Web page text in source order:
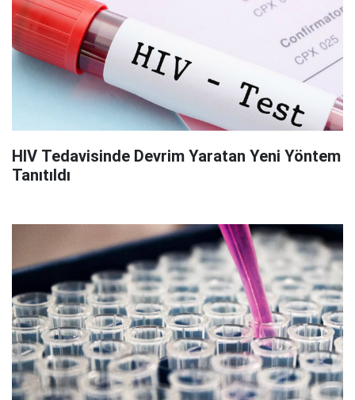
HIV Tedavisinde Devrim Yaratan Yeni Yöntem
Tanıtıldı